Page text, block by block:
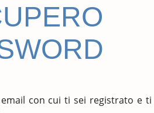
con cui ti sei registrato e ti